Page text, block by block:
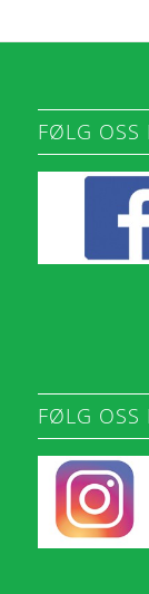
FØLG OSS
FØLG OSS